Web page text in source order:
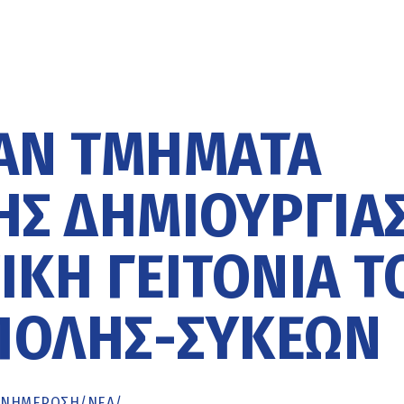
ΤΜΉΜΑΤΑ
ΓΕΙΤΟΝΙΆ
ΣΥΚΕΏΝ